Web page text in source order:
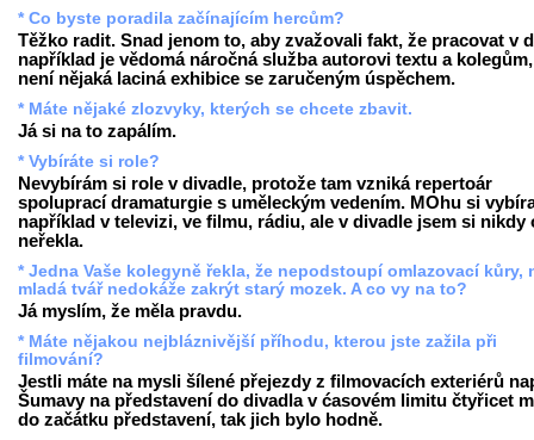
* Co byste poradila začínajícím hercům?
Těžko radit. Snad jenom to, aby zvažovali fakt, že pracovat v
například je vědomá náročná služba autorovi textu a
není nějaká laciná exhibice se zaručeným úspěchem.
* Máte nějaké zlozvyky, kterých se chcete zbavit.
Já si na to zapálím.
* Vybíráte si role?
Nevybírám si role v divadle, protože tam vzniká repertoár
spoluprací dramaturgie s uměleckým vedením. MOhu si
například v televizi, ve filmu, rádiu, ale v divadle jsem si nikdy
neřekla.
* Jedna Vaše kolegyně řekla, že nepodstoupí omlazovací kůry,
mladá tvář nedokáže zakrýt starý mozek. A co vy na to?
Já myslím, že měla pravdu.
* Máte nějakou nejbláznivější příhodu, kterou jste zažila při
filmování?
Jestli máte na mysli šílené přejezdy z filmovacích exteriérů
Šumavy na představení do divadla v ćasovém limitu čtyřicet
do začátku představení, tak jich bylo hodně.